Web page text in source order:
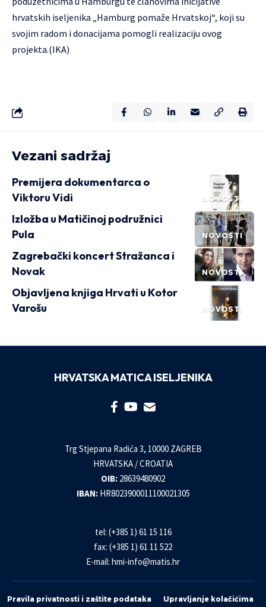
hrvatskih iseljenika „Hamburg pomaže Hrvatskoj“, koji su
svojim radom i donacijama pomogli realizaciju ovog
projekta.(IKA)
Vezani sadržaj
NOVOSTI
Premijera dokumentarca o
Viktoru Vidi
NOVOSTI
Izložba u Matičinoj podružnici
Pula
NOVOSTI
Zagrebački koncert Stražanca i
Novak
NOVOSTI
Objavljena knjiga Hrvati u Kotor
Varošu
HRVATSKA MATICA ISELJENIKA
Trg Stjepana Radića 3, 10000 ZAGREB
HRVATSKA / CROATIA
OIB: 28639480902
IBAN: HR8023900011100021305
tel: (+385 1) 61 15 116
fax: (+385 1) 61 11 522
E-mail: hmi-info@matis.hr
Pravila privatnosti i zaštite podataka
Upravljanje kolačićima